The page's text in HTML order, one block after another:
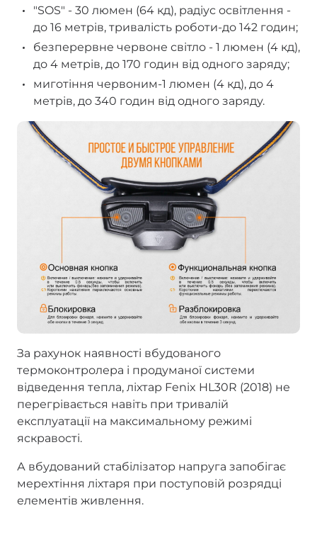
"SOS" - 30 люмен (64 кд), радіус освітлення -
до 16 метрів, тривалість роботи-до 142 годин;
безперервне червоне світло - 1 люмен (4 кд),
до 4 метрів, до 170 годин від одного заряду;
миготіння червоним-1 люмен (4 кд), до 4
метрів, до 340 годин від одного заряду.
За рахунок наявності вбудованого
термоконтролера і продуманої системи
відведення тепла, ліхтар Fenix HL30R (2018) не
перегрівається навіть при тривалій
експлуатації на максимальному режимі
яскравості.
А вбудований стабілізатор напруга запобігає
мерехтіння ліхтаря при поступовій розрядці
елементів живлення.